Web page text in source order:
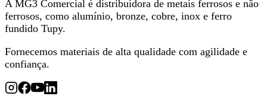
A MG3 Comercial é distribuidora de metais ferrosos e não
ferrosos, como alumínio, bronze, cobre, inox e ferro
fundido Tupy.
Fornecemos materiais de alta qualidade com agilidade e
confiança.